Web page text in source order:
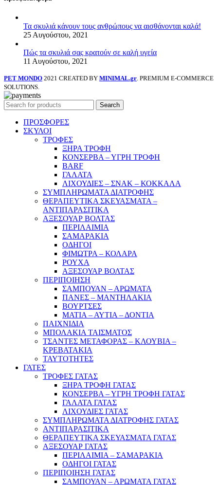
Τα σκυλιά κάνουν τους ανθρώπους να αισθάνονται καλά!
25 Αυγούστου, 2021
Πώς τα σκυλιά σας κρατούν σε καλή υγεία
11 Αυγούστου, 2021
PET MONDO 2021 CREATED BY MINIMAL.gr. PREMIUM E-COMMERCE
SOLUTIONS.
Search
ΠΡΟΣΦΟΡΕΣ
ΣΚΥΛΟΙ
ΤΡΟΦΕΣ
ΞΗΡΑ ΤΡΟΦΗ
ΚΟΝΣΕΡΒΑ – ΥΓΡΗ ΤΡΟΦΗ
BARF
ΓΑΛΑΤΑ
ΛΙΧΟΥΔΙΕΣ – ΣΝΑΚ – ΚΟΚΚΑΛΑ
ΣΥΜΠΛΗΡΩΜΑΤΑ ΔΙΑΤΡΟΦΗΣ
ΘΕΡΑΠΕΥΤΙΚΑ ΣΚΕΥΑΣΜΑΤΑ –
ΑΝΤΙΠΑΡΑΣΙΤΙΚΑ
ΑΞΕΣΟΥΑΡ ΒΟΛΤΑΣ
ΠΕΡΙΛΑΙΜΙΑ
ΣΑΜΑΡΑΚΙΑ
ΟΔΗΓΟΙ
ΦΙΜΩΤΡΑ – ΚΟΛΑΡΑ
ΡΟΥΧΑ
ΑΞΕΣΟΥΑΡ ΒΟΛΤΑΣ
ΠΕΡΙΠΟΙΗΣΗ
ΣΑΜΠΟΥΑΝ – ΑΡΩΜΑΤΑ
ΠΑΝΕΣ – ΜΑΝΤΗΛΑΚΙΑ
ΒΟΥΡΤΣΕΣ
ΜΑΤΙΑ – ΑΥΤΙΑ – ΔΟΝΤΙΑ
ΠΑΙΧΝΙΔΙΑ
ΜΠΟΛΑΚΙΑ ΤΑΙΣΜΑΤΟΣ
ΤΣΑΝΤΕΣ ΜΕΤΑΦΟΡΑΣ – ΚΛΟΥΒΙΑ –
ΚΡΕΒΑΤΑΚΙΑ
ΤΑΥΤΟΤΗΤΕΣ
ΓΑΤΕΣ
ΤΡΟΦΕΣ ΓΑΤΑΣ
ΞΗΡΑ ΤΡΟΦΗ ΓΑΤΑΣ
ΚΟΝΣΕΡΒΑ – ΥΓΡΗ ΤΡΟΦΗ ΓΑΤΑΣ
ΓΑΛΑΤΑ ΓΑΤΑΣ
ΛΙΧΟΥΔΙΕΣ ΓΑΤΑΣ
ΣΥΜΠΛΗΡΩΜΑΤΑ ΔΙΑΤΡΟΦΗΣ ΓΑΤΑΣ
ΑΝΤΙΠΑΡΑΣΙΤΙΚΑ
ΘΕΡΑΠΕΥΤΙΚΑ ΣΚΕΥΑΣΜΑΤΑ ΓΑΤΑΣ
ΑΞΕΣΟΥΑΡ ΓΑΤΑΣ
ΠΕΡΙΛΑΙΜΙΑ – ΣΑΜΑΡΑΚΙΑ
ΟΔΗΓΟΙ ΓΑΤΑΣ
ΠΕΡΙΠΟΙΗΣΗ ΓΑΤΑΣ
ΣΑΜΠΟΥΑΝ – ΑΡΩΜΑΤΑ ΓΑΤΑΣ